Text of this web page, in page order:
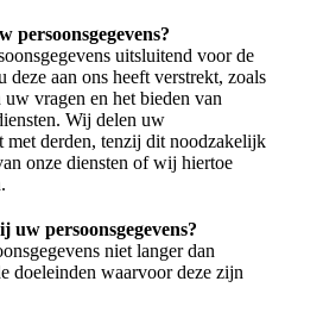
persoonsgegevens?
uitsluitend voor de
deze aan ons heeft verstrekt, zoals
vragen en het bieden van
Wij delen uw
met derden, tenzij dit noodzakelijk
onze diensten of wij hiertoe
uw persoonsgegevens?
niet langer dan
doeleinden waarvoor deze zijn